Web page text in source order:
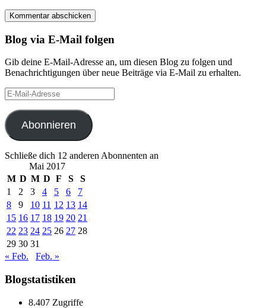
Blog via E-Mail folgen
Gib deine E-Mail-Adresse an, um diesen Blog zu folgen und
Benachrichtigungen über neue Beiträge via E-Mail zu erhalten.
E-
Mail-
Adresse
Abonnieren
Schließe dich 12 anderen Abonnenten an
Mai 2017
M D M D F S
S
1
2 3 4 5 6
7
8
9 10 11 12 13 14
15 16 17 18 19 20 21
22 23 24 25 26 27 28
29 30 31
« Feb.
Feb. »
Blogstatistiken
8.407 Zugriffe